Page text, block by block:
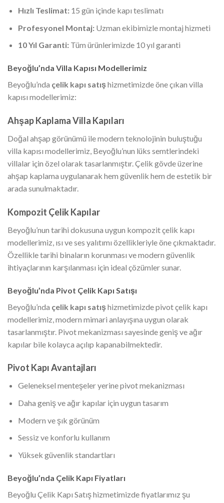
Hızlı Teslimat:15 gün içinde kapı teslimatı
Profesyonel Montaj:Uzman ekibimizle montaj hizmeti
10 Yıl Garanti:Tüm ürünlerimizde 10 yıl garanti
Beyoğlu’nda Villa Kapısı Modellerimiz
Beyoğlu’nda çelik kapı satışhizmetimizde öne çıkan villa
kapısı modellerimiz:
Ahşap Kaplama Villa Kapıları
Doğal ahşap görünümü ile modern teknolojinin buluştuğu
villa kapısı modellerimiz, Beyoğlu’nun lüks semtlerindeki
villalar için özel olarak tasarlanmıştır. Çelik gövde üzerine
ahşap kaplama uygulanarak hem güvenlik hem de estetik bir
arada sunulmaktadır.
Kompozit Çelik Kapılar
Beyoğlu’nun tarihi dokusuna uygun kompozit çelik kapı
modellerimiz, ısı ve ses yalıtımı özellikleriyle öne çıkmaktadır.
Özellikle tarihi binaların korunması ve modern güvenlik
ihtiyaçlarının karşılanması için ideal çözümler sunar.
Beyoğlu’nda Pivot Çelik Kapı Satışı
Beyoğlu’nda çelik kapı satışhizmetimizde pivot çelik kapı
modellerimiz, modern mimari anlayışına uygun olarak
tasarlanmıştır. Pivot mekanizması sayesinde geniş ve ağır
kapılar bile kolayca açılıp kapanabilmektedir.
Pivot Kapı Avantajları
Geleneksel menteşeler yerine pivot mekanizması
Daha geniş ve ağır kapılar için uygun tasarım
Modern ve şık görünüm
Sessiz ve konforlu kullanım
Yüksek güvenlik standartları
Beyoğlu’nda Çelik Kapı Fiyatları
Beyoğlu Çelik Kapı Satış hizmetimizde fiyatlarımız şu